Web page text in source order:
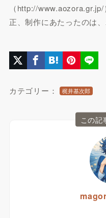
（http://
正、制作にあたったのは
カテゴリー： 梶井基次郎
この記